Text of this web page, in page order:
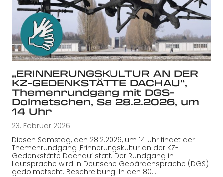
„ERINNERUNGSKULTUR AN DER
KZ-GEDENKSTÄTTE DACHAU“,
Themenrundgang mit DGS-
Dolmetschen, Sa 28.2.2026, um
14 Uhr
23. Februar 2026
Diesen Samstag, den 28.2.2026, um 14 Uhr findet der
Themenrundgang ‚Erinnerungskultur an der KZ-
Gedenkstätte Dachau‘ statt. Der Rundgang in
Lautsprache wird in Deutsche Gebärdensprache (DGS)
gedolmetscht. Beschreibung: In den 80…